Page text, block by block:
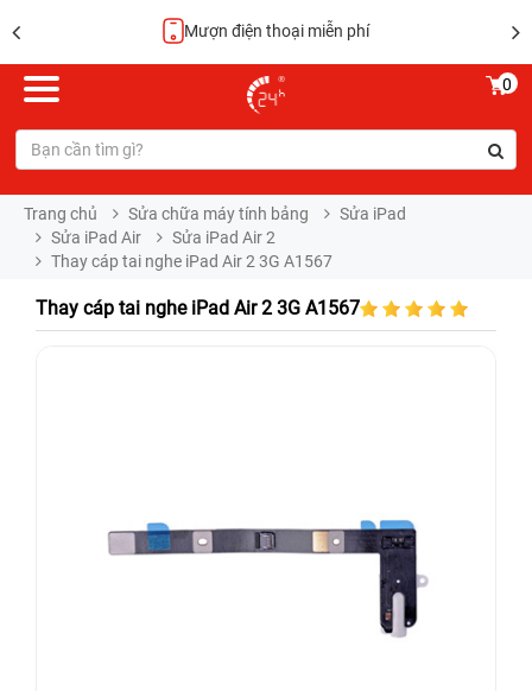
Hoàn tiền 100%
0
Trang chủ Sửa chữa máy tính bảng
Sửa iPad
Sửa iPad Air
Sửa iPad Air 2
Thay cáp tai nghe iPad Air 2 3G A1567
Thay cáp tai nghe iPad Air 2 3G A1567